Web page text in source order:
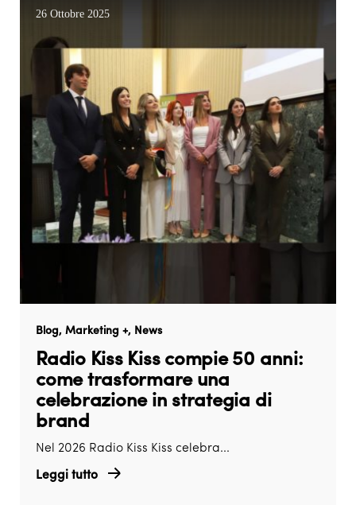
26 Ottobre 2025
Blog Marketing + News
Radio Kiss Kiss compie 50 anni:
come trasformare una
celebrazione in strategia di
brand
Nel 2026 Radio Kiss Kiss celebra...
Leggi tutto